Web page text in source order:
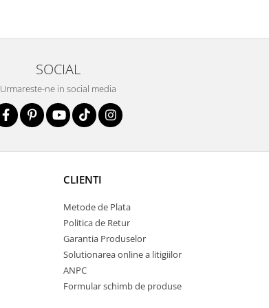
SOCIAL
Urmareste-ne in social media
CLIENTI
Metode de Plata
Politica de Retur
Garantia Produselor
Solutionarea online a litigiilor
ANPC
Formular schimb de produse